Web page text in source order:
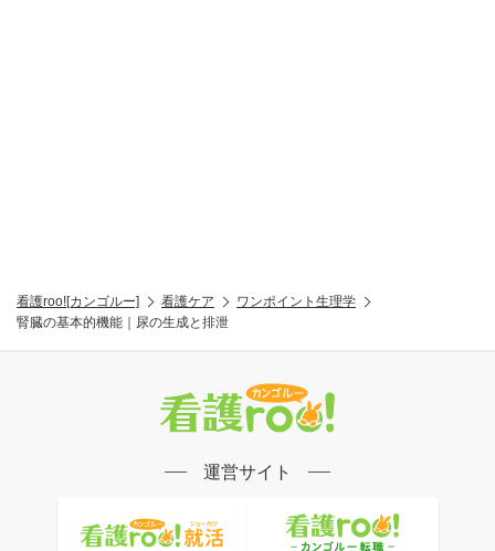
看護roo![カンゴルー] 看護ケア
ワンポイント生理学
腎臓の基本的機能｜尿の生成と排泄
運営サイト